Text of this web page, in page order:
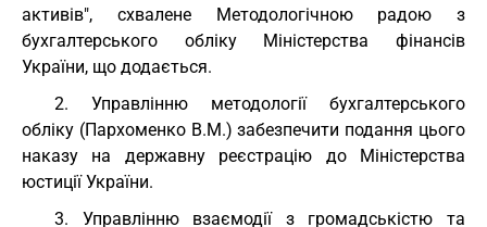
активів", схвалене Методологічною радою з
бухгалтерського обліку Міністерства фінансів
України, що додається.
2. Управлінню методології бухгалтерського
обліку (Пархоменко В.М.) забезпечити подання цього
наказу на державну реєстрацію до Міністерства
юстиції України.
3. Управлінню взаємодії з громадськістю та